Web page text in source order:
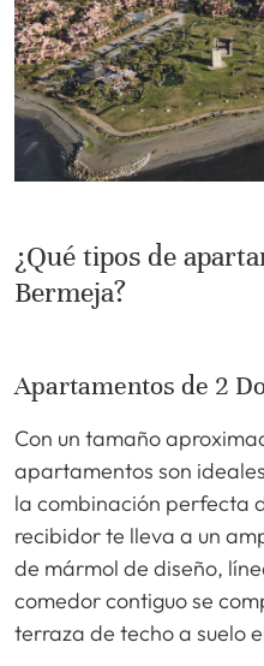
¿Qué tipos de
Bermeja?
Apartamentos de 2
Con un tamaño
apartamentos son
la combinación perfecta
recibidor te lleva a un
de mármol de diseño,
comedor contiguo se
terraza de techo a suelo